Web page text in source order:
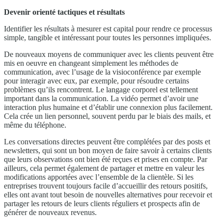
Devenir orienté tactiques et résultats
Identifier les résultats à mesurer est capital pour rendre ce processus
simple, tangible et intéressant pour toutes les personnes impliquées.
De nouveaux moyens de communiquer avec les clients peuvent être
mis en oeuvre en changeant simplement les méthodes de
communication, avec l’usage de la visioconférence par exemple
pour interagir avec eux, par exemple, pour résoudre certains
problèmes qu’ils rencontrent. Le langage corporel est tellement
important dans la communication. La vidéo permet d’avoir une
interaction plus humaine et d’établir une connexion plus facilement.
Cela crée un lien personnel, souvent perdu par le biais des mails, et
même du téléphone.
Les conversations directes peuvent être complétées par des posts et
newsletters, qui sont un bon moyen de faire savoir à certains clients
que leurs observations ont bien été reçues et prises en compte. Par
ailleurs, cela permet également de partager et mettre en valeur les
modifications apportées avec l’ensemble de la clientèle. Si les
entreprises trouvent toujours facile d’accueillir des retours positifs,
elles ont avant tout besoin de nouvelles alternatives pour recevoir et
partager les retours de leurs clients réguliers et prospects afin de
générer de nouveaux revenus.